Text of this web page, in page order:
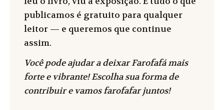
publicamos é gratuito para qualquer
leitor — e queremos que continue
assim.
Você pode ajudar a deixar Farofafá mais
forte e vibrante! Escolha sua forma de
contribuir e vamos farofafar juntos!